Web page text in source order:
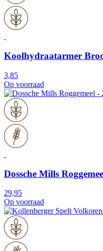
Koolhydraatarmer
3,85
Op voorraad
Dossche Mills
29,95
Op voorraad